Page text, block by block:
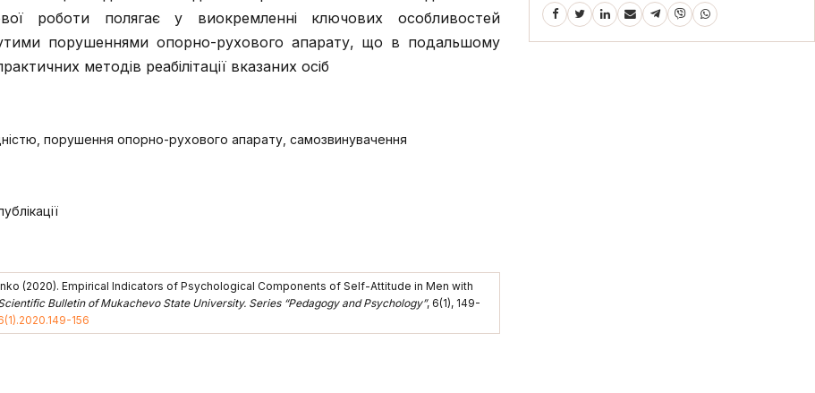
роботи полягає у виокремленні ключових особливостей
порушеннями опорно-рухового апарату, що в подальшому
методів реабілітації вказаних осіб
порушення опорно-рухового апарату, самозвинувачення
(2020). Empirical Indicators of Psychological Components of Self-Attitude in Men with
Bulletin of Mukachevo State University. Series “Pedagogy and Psychology”, 6(1), 149-
156